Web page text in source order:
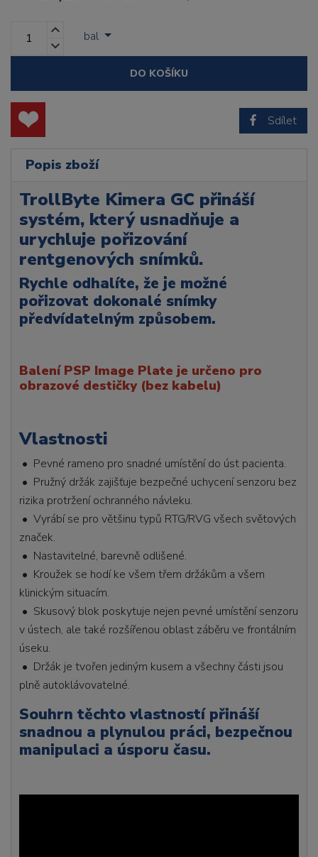
bal
DO KOŠÍKU
Sdílet
Popis zboží
TrollByte Kimera GC přináší
systém, který usnadňuje a
urychluje pořizování
rentgenových snímků.
Rychle odhalíte, že je možné
pořizovat dokonalé snímky
předvídatelným způsobem.
Balení PSP Image Plate je určeno pro
obrazové destičky (bez kabelu)
Vlastnosti
• Pevné rameno pro snadné umístění do úst pacienta.
• Pružný držák zajišťuje bezpečné uchycení senzoru bez
rizika protržení ochranného návleku.
• Vyrábí se pro většinu typů RTG/RVG všech světových
značek.
• Nastavitelné, barevně odlišené.
• Kroužek se hodí ke všem třem držákům a všem
klinickým situacím.
• Skusový blok poskytuje nejen pevné umístění senzoru
v ústech, ale také rozšířenou oblast záběru ve frontálním
úseku.
• Držák je tvořen jediným kusem a všechny části jsou
plně autoklávovatelné.
Souhrn těchto vlastností přináší
snadnou a plynulou práci, bezpečnou
manipulaci a úsporu času.